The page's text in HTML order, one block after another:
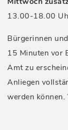
13.00-18.00
Bürgerinnen
15 Minuten vor
Amt zu
Anliegen
werden